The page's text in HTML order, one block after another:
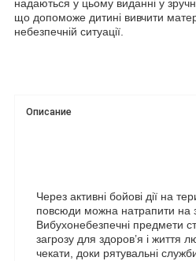
надаються у цьому виданні у
що допоможе дитині вивчити
небезпечній ситуації.
Описание
Через активні бойові дії на
повсюди можна натрапити на
Вибухонебезпечні предмети
загрозу для здоров’я і
чекати, доки рятувальні